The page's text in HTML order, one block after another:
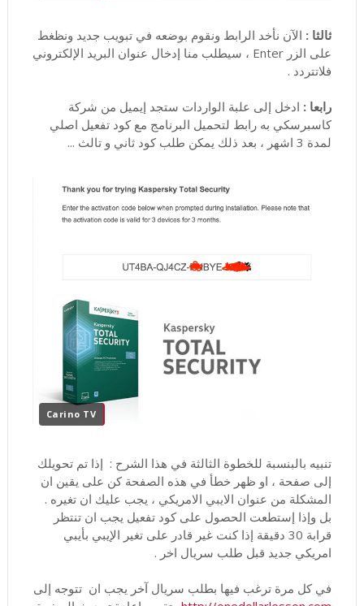
ثالثا : الآن نأخد الرابط ونقوم بوضعه في تبويب جديد ونظغط
على الزر Enter ، سيطلب منا إدخال عنوان البريد الإلكتروني
فلاتتردد .
رابعا : ادخل إلى علبة الواردات ستجد إيميل من شركة
كاسبرسكي به رابط لتحميل البرنامج مع كود تفعيل اصلي
لمدة 3 اشهر ، بعد ذلك يمكن طلب كود ثاني و تالث ...
Carino TV
تنبيه بالبنسبة للخطوة الثالثة في هذا الشرح : إذا تم تحويلك
إلى صفحة ، او ظهر خطأ في هذه الصفحة كن على يقين ان
المشكلة من عنوان الايبي الامريكي ، يجب عليك ان تغيره .
بل وإذا إستطعت الحصول على كود تفعيل يجب ان تنتظر
قرابة 30 دقيقة إذا كنت غير قادر على تغير الإيبي بأيبي
امريكي جديد قبل طلب سريال اخر .
في كل مرة ترغب فيها بطلب سريال آخر يجب ان تتوجه إلى